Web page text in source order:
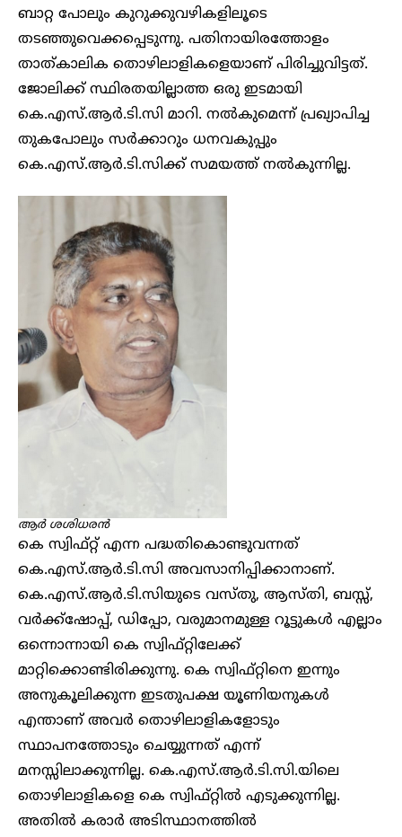
ബാറ്റ പോലും കുറുക്കുവഴികളിലൂടെ
തടഞ്ഞുവെക്കപ്പെടുന്നു. പതിനായിരത്തോളം
താത്കാലിക തൊഴിലാളികളെയാണ് പിരിച്ചുവിട്ടത്.
ജോലിക്ക് സ്ഥിരതയില്ലാത്ത ഒരു ഇടമായി
കെ.എസ്.ആർ.ടി.സി മാറി. നൽകുമെന്ന് പ്രഖ്യാപിച്ച
തുകപോലും സർക്കാറും ധനവകുപ്പും
കെ.എസ്.ആർ.ടി.സിക്ക് സമയത്ത് നൽകുന്നില്ല.
ആ‍ർ ശശിധരൻ
കെ സ്വിഫ്റ്റ് എന്ന പദ്ധതികൊണ്ടുവന്നത്
കെ.എസ്.ആർ.ടി.സി അവസാനിപ്പിക്കാനാണ്.
കെ.എസ്.ആർ.ടി.സിയുടെ വസ്തു, ആസ്തി, ബസ്സ്,
വർക്ക്ഷോപ്പ്, ഡിപ്പോ, വരുമാനമുള്ള റൂട്ടുകൾ എല്ലാം
ഒന്നൊന്നായി കെ സ്വിഫ്റ്റിലേക്ക്
മാറ്റിക്കൊണ്ടിരിക്കുന്നു. കെ സ്വിഫ്റ്റിനെ ഇന്നും
അനുകൂലിക്കുന്ന ഇടതുപക്ഷ യൂണിയനുകൾ
എന്താണ് അവർ തൊഴിലാളികളോടും
സ്ഥാപനത്തോടും ചെയ്യുന്നത് എന്ന്
മനസ്സിലാക്കുന്നില്ല. കെ.എസ്.ആ‍‍ർ.ടി.സി.യിലെ
തൊഴിലാളികളെ കെ സ്വിഫ്റ്റിൽ എടുക്കുന്നില്ല.
അതിൽ കരാ‍ർ അടിസ്ഥാനത്തിൽ